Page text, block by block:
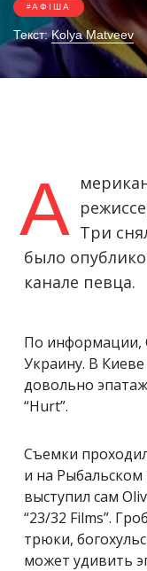
АФІША
Текст:Kolya Matveev
А Три
было
канале певца.
По информации,
Украину. В
довольно
“Hurt”.
Cъемки
и на
выступил сам
“23/32 Films”.
трюки,
может удивить